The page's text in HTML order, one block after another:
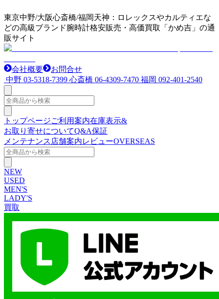
東京中野/大阪心斎橋/福岡天神：ロレックスやカルティエな
どの高級ブランド腕時計格安販売・高価買取「かめ吉」の通
販サイト
会社概要
お問合せ
中野 03-5318-7399 心斎橋 06-4309-7470 福岡 092-401-2540
トップページご利用案内在庫表示&
お取り寄せについてQ&A保証
メンテナンス 店舗案内レビューOVERSEAS
NEW
USED
MEN'S
LADY'S
買取